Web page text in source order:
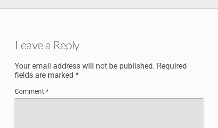
Leave a Reply
Your email address will not be published. Required
fields are marked *
Comment *